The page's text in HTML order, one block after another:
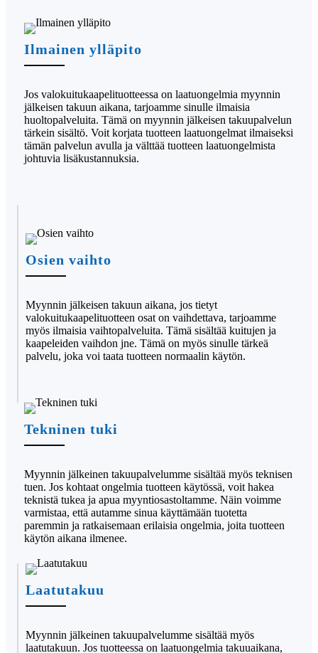
Ilmainen ylläpito
Jos valokuitukaapelituotteessa on laatuongelmia myynnin
jälkeisen takuun aikana, tarjoamme sinulle ilmaisia ​​
huoltopalveluita. Tämä on myynnin jälkeisen takuupalvelun
tärkein sisältö. Voit korjata tuotteen laatuongelmat ilmaiseksi
tämän palvelun avulla ja välttää tuotteen laatuongelmista
johtuvia lisäkustannuksia.
Osien vaihto
Myynnin jälkeisen takuun aikana, jos tietyt
valokuitukaapelituotteen osat on vaihdettava, tarjoamme
myös ilmaisia ​​vaihtopalveluita. Tämä sisältää kuitujen ja
kaapeleiden vaihdon jne. Tämä on myös sinulle tärkeä
palvelu, joka voi taata tuotteen normaalin käytön.
Tekninen tuki
Myynnin jälkeinen takuupalvelumme sisältää myös teknisen
tuen. Jos kohtaat ongelmia tuotteen käytössä, voit hakea
teknistä tukea ja apua myyntiosastoltamme. Näin voimme
varmistaa, että autamme sinua käyttämään tuotetta
paremmin ja ratkaisemaan erilaisia ​​ongelmia, joita tuotteen
käytön aikana ilmenee.
Laatutakuu
Myynnin jälkeinen takuupalvelumme sisältää myös
laatutakuun. Jos tuotteessa on laatuongelmia takuuaikana,